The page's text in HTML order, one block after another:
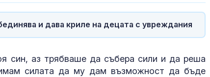
и дава криле на децата с увреждания
син, аз трябваше да събера сили и да реша
силата да му дам възможност да бъде
Радев ще
кърмени през първите
шест месеца